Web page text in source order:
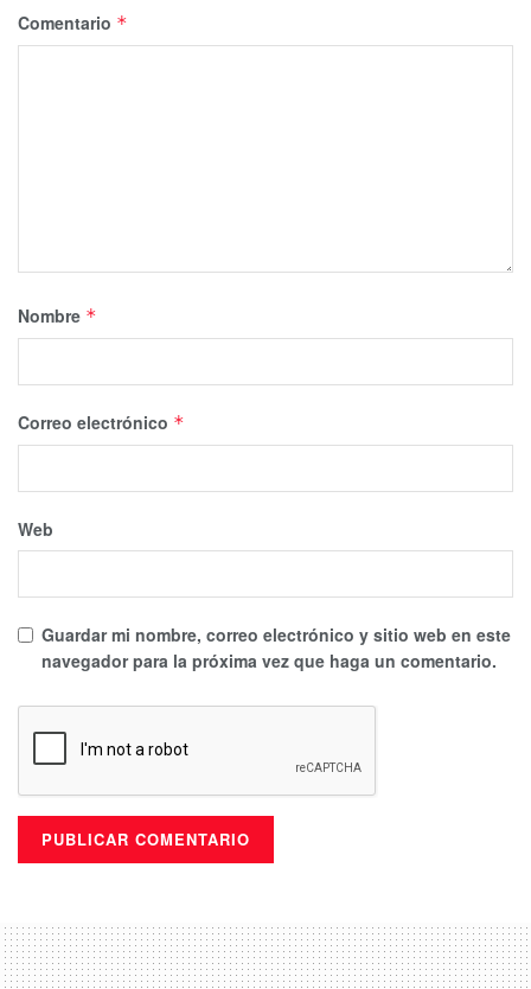
Comentario *
Nombre *
Correo electrónico *
Web
Guardar mi nombre, correo electrónico y sitio web en este
navegador para la próxima vez que haga un comentario.